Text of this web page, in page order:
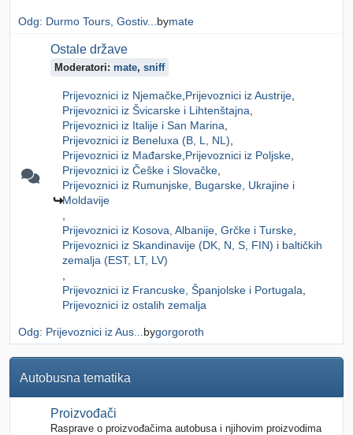
Odg: Durmo Tours, Gostiv... bymate
Ostale države
Moderatori: mate, sniff
Prijevoznici iz Njemačke Prijevoznici iz Austrije
Prijevoznici iz Švicarske i Lihtenštajna
Prijevoznici iz Italije i San Marina
Prijevoznici iz Beneluxa (B, L, NL)
Prijevoznici iz Mađarske Prijevoznici iz Poljske
Prijevoznici iz Češke i Slovačke
Prijevoznici iz Rumunjske, Bugarske, Ukrajine i
Moldavije
Prijevoznici iz Kosova, Albanije, Grčke i Turske
Prijevoznici iz Skandinavije (DK, N, S, FIN) i baltičkih
zemalja (EST, LT, LV)
Prijevoznici iz Francuske, Španjolske i Portugala
Prijevoznici iz ostalih zemalja
Odg: Prijevoznici iz Aus... bygorgoroth
Autobusna tematika
Proizvođači
Rasprave o proizvođačima autobusa i njihovim proizvodima